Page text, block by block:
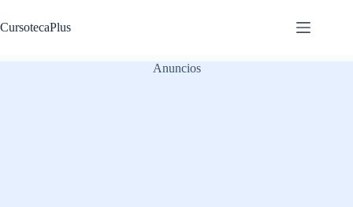
al
contenido
CursotecaPlus
Anuncios